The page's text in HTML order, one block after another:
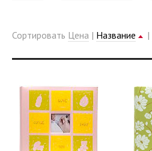
Сортировать Цена | Название |